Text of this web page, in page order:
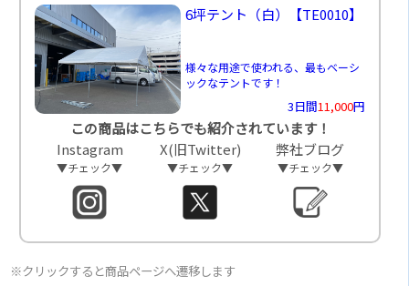
6坪テント（白） 【TE0010】
様々な用途で使われる、最もベーシ
ックなテントです！
3日間11,000円
この商品はこちらでも紹介されています！
Instagram
▼チェック▼
X(旧Twitter)
▼チェック▼
弊社ブログ
▼チェック▼
※クリックすると商品ページへ遷移します